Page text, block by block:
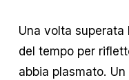
Una volta
del tempo per
abbia plasmato.